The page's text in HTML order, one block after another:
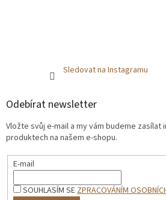
Sledovat na Instagramu
Odebírat newsletter
Vložte svůj e-mail a my vám budeme zasílat
produktech na našem e-shopu.
E-mail
SOUHLASÍM SE ZPRACOVÁNÍM